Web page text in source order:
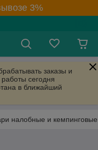
3%
заказы и
сегодня
в ближайший
налобные и кемпинговые